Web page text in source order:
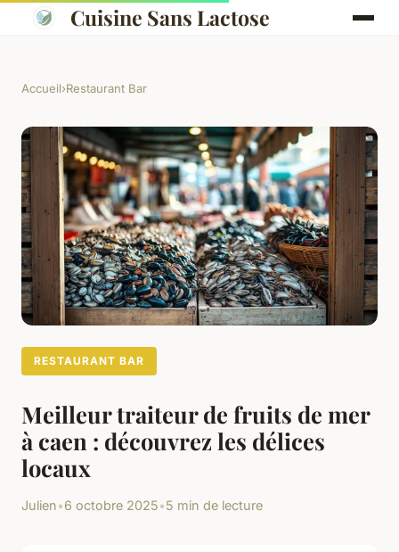
Cuisine Sans Lactose
Accueil›Restaurant Bar
RESTAURANT BAR
Meilleur traiteur de fruits de mer
à caen : découvrez les délices
locaux
Julien•6 octobre 2025•5 min de lecture